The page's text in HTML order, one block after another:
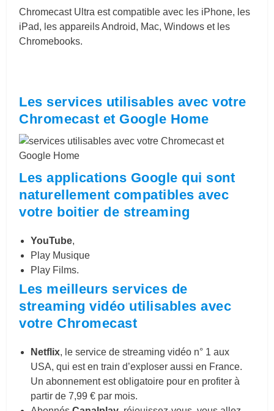
Chromecast Ultra est compatible avec les iPhone, les
iPad, les appareils Android, Mac, Windows et les
Chromebooks.
Les services utilisables avec votre
Chromecast et Google Home
Les applications Google qui sont
naturellement compatibles avec
votre boitier de streaming
YouTube,
Play Musique
Play Films.
Les meilleurs services de
streaming vidéo utilisables avec
votre Chromecast
Netflix, le service de streaming vidéo n° 1 aux
USA, qui est en train d’exploser aussi en France.
Un abonnement est obligatoire pour en profiter à
partir de 7,99 € par mois.